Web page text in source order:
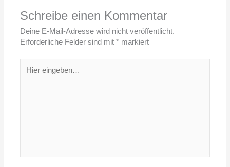
Schreibe einen Kommentar
Deine E-Mail-Adresse wird nicht veröffentlicht.
Erforderliche Felder sind mit* markiert
eingeben…